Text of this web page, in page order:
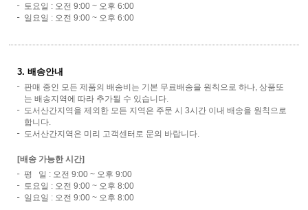
토요일 : 오전 9:00 ~ 오후 6:00
일요일 : 오전 9:00 ~ 오후 6:00
3. 배송안내
판매 중인 모든 제품의 배송비는 기본 무료배송을 원칙으로 하나, 상품또
는 배송지역에 따라 추가될 수 있습니다.
도서산간지역을 제외한 모든 지역은 주문 시 3시간 이내 배송을 원칙으로
합니다.
도서산간지역은 미리 고객센터로 문의 바랍니다.
[배송 가능한 시간]
평 일 : 오전 9:00 ~ 오후 9:00
토요일 : 오전 9:00 ~ 오후 8:00
일요일 : 오전 9:00 ~ 오후 8:00